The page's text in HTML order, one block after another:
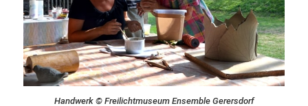
Handwerk © Freilichtmuseum Ensemble Gerersdorf